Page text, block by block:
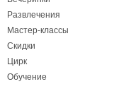
Развлечения
Мастер-классы
Скидки
Цирк
Обучение